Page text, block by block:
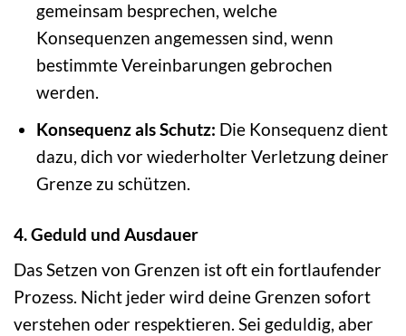
gemeinsam besprechen, welche
Konsequenzen angemessen sind, wenn
bestimmte Vereinbarungen gebrochen
werden.
Konsequenz als Schutz: Die Konsequenz dient
dazu, dich vor wiederholter Verletzung deiner
Grenze zu schützen.
4. Geduld und Ausdauer
Das Setzen von Grenzen ist oft ein fortlaufender
Prozess. Nicht jeder wird deine Grenzen sofort
verstehen oder respektieren. Sei geduldig, aber